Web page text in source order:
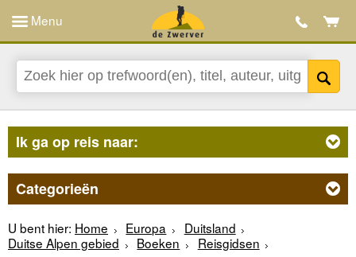
Menu
Ik ga op reis naar:
Categorieën
U bent hier: Home Europa
Duitsland
Duitse Alpen gebied
Boeken Reisgidsen